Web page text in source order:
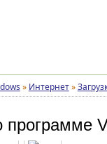
» Интернет»
программе